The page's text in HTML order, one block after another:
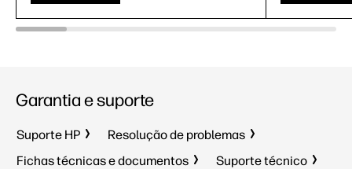
Garantia e suporte
Suporte HP
Resolução de problemas
Fichas técnicas e documentos
Suporte técnico